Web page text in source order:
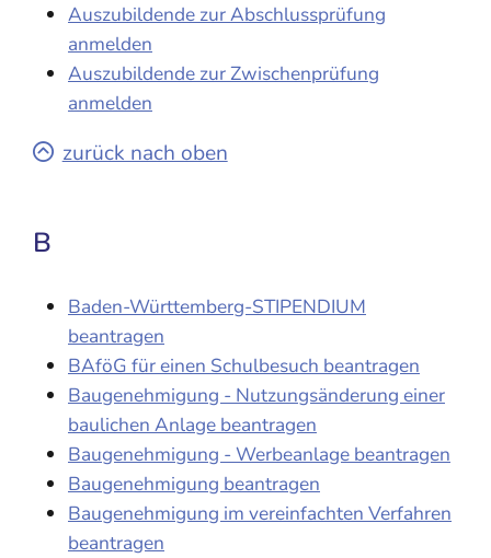
Auszubildende zur Abschlussprüfung
anmelden
Auszubildende zur Zwischenprüfung
anmelden
zurück nach oben
B
Baden-Württemberg-STIPENDIUM
beantragen
BAföG für einen Schulbesuch beantragen
Baugenehmigung - Nutzungsänderung einer
baulichen Anlage beantragen
Baugenehmigung - Werbeanlage beantragen
Baugenehmigung beantragen
Baugenehmigung im vereinfachten Verfahren
beantragen